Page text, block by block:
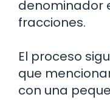
denominador
fracciones.
El proceso
que
con una